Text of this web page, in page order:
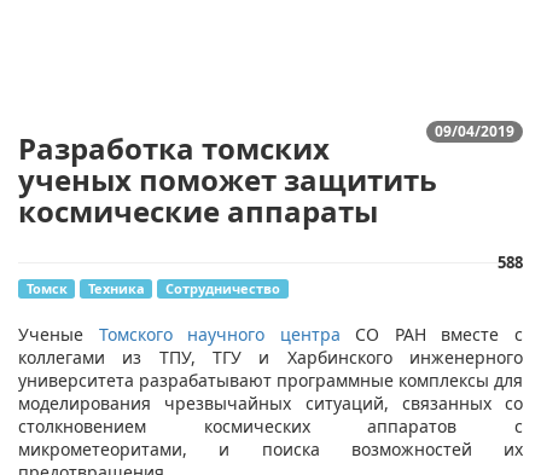
09/04/2019
Разработка томских
ученых поможет защитить
космические аппараты
588
Томск Техника Сотрудничество
​Ученые Томского научного центра СО РАН вместе с
коллегами из ТПУ, ТГУ и Харбинского инженерного
университета разрабатывают программные комплексы для
моделирования чрезвычайных ситуаций, связанных со
столкновением космических аппаратов с
микрометеоритами, и поиска возможностей их